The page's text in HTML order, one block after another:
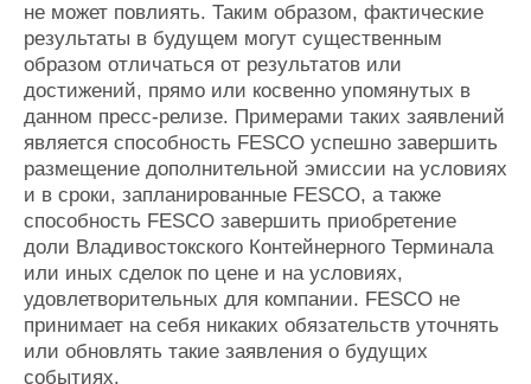
не может повлиять. Таким образом, фактические
результаты в будущем могут существенным
образом отличаться от результатов или
достижений, прямо или косвенно упомянутых в
данном пресс-релизе. Примерами таких заявлений
является способность FESCO успешно завершить
размещение дополнительной эмиссии на условиях
и в сроки, запланированные FESCO, а также
способность FESCO завершить приобретение
доли Владивостокского Контейнерного Терминала
или иных сделок по цене и на условиях,
удовлетворительных для компании. FESCO не
принимает на себя никаких обязательств уточнять
или обновлять такие заявления о будущих
событиях.